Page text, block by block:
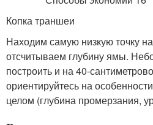
Копка траншеи
Находим самую низкую точку
отсчитываем глубину ямы.
построить и на 40-
ориентируйтесь на
целом (глубина промерзания,